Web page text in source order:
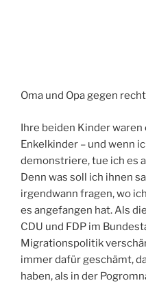
Oma und Opa gegen
Ihre beiden Kinder
Enkelkinder – und wenn
demonstriere, tue ich es
Denn was soll ich ihnen
irgendwann fragen, wo
es angefangen hat. Als
CDU und FDP im
Migrationspolitik
immer dafür geschämt,
haben, als in der